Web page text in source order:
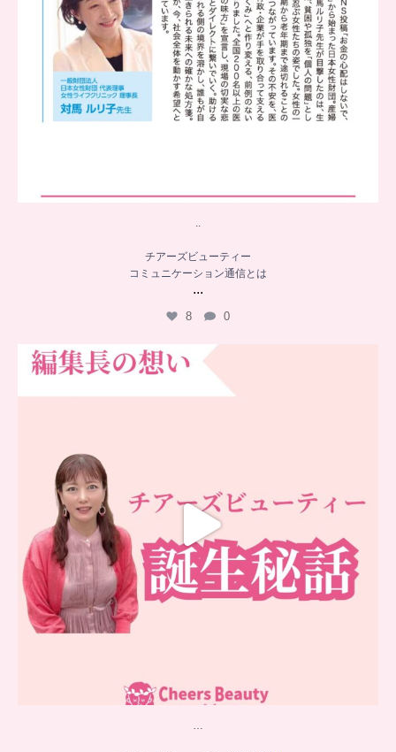
..
チアーズビューティー
コミュニケーション通信とは
...
8 0
チアーズビューティー誕生秘話
…